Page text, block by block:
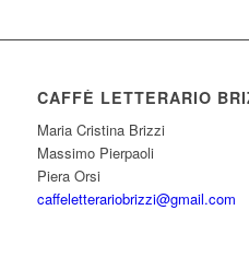
CAFFÈ LETTERARIO
Maria Cristina Brizzi
Massimo Pierpaoli
Piera Orsi
caffeletterariobrizzi@gmail.com